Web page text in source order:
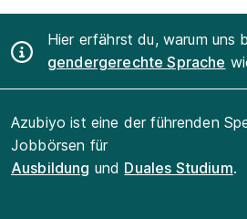
Hier erfährst du, warum uns
gendergerechte Sprache
Azubiyo ist eine der führenden
Jobbörsen für
Ausbildung und Duales Studium.